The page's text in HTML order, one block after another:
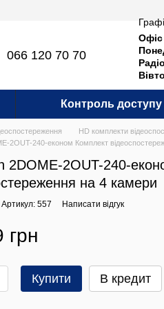
066 120 70 70
Офіс
Контроль
HD комплекти
2OUT-240-економ Комплект
2DOME-2OUT-240-
на 4 камери
Артикул: 557 Написати відгук
грн
Купити В кредит